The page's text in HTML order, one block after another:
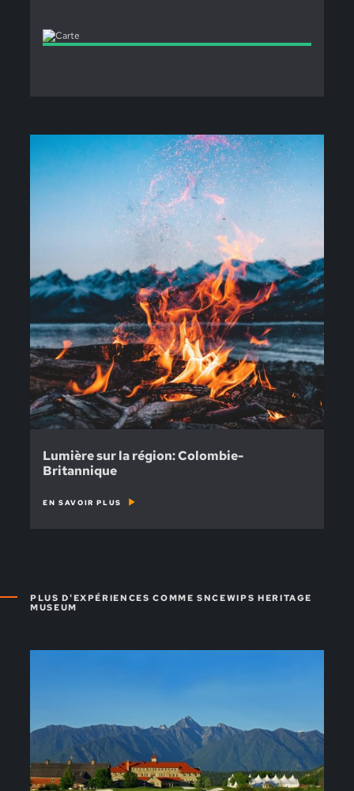
Lumière sur la région: Colombie-
Britannique
EN SAVOIR PLUS
PLUS D'EXPÉRIENCES COMME SNCEWIPS HERITAGE
MUSEUM